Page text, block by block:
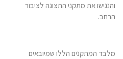
והנגישו את מתקני התצוגה לציבור
הרחב.
מלבד המתקנים הללו שמיובאים